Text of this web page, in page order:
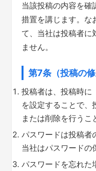
当該投稿の内容を確
措置を講じます。な
て、当社は投稿者に
ません。
第7条（投稿の修
投稿者は、投稿時に
を設定することで、
または削除を行うこ
パスワードは投稿者
当社はパスワードの
パスワードを忘れた